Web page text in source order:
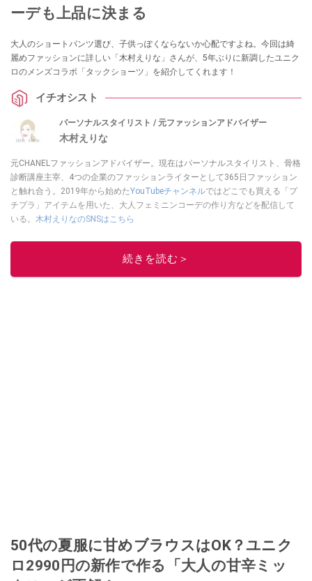
ーデも上品に決まる
大人のショートパンツ選び、子供っぽくならないか心配ですよね。今回は綺
麗めファッションに詳しい「木村えりな」さんが、5年ぶりに新調したユニク
ロのメンズコラボ「タックショーツ」を紹介してくれます！
イチオシスト
パーソナルスタイリスト / 元ファッションアドバイザー
木村えりな
元CHANELファッションアドバイザー。現在はパーソナルスタイリスト、骨格
診断講座主宰、4つの企業のファッションライターとして365日ファッション
と触れ合う。2019年から始めたYouTubeチャンネルではどこでも買える「プ
チプラ」アイテムを用いた、大人フェミニンコーデの作り方などを配信して
いる。 木村えりなのSNSはこちら
このイチオシストの他の記事を読む
続きを読む＞
50代の夏服に甘めブラウスはOK？ユニク
ロ2990円の新作で作る「大人の甘辛ミッ